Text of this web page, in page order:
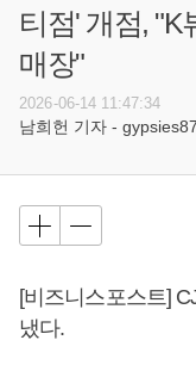
티점' 개점, "K
매장"
2026-06-14 11:47:34
남희헌 기자 -
[비즈니스포스트]
냈다.